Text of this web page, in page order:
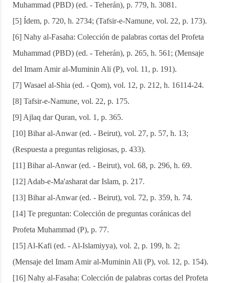
Muhammad (PBD) (ed. - Teherán), p. 779, h. 3081.
[5] Ídem, p. 720, h. 2734; (Tafsir-e-Namune, vol. 22, p. 173).
[6] Nahy al-Fasaha: Colección de palabras cortas del Profeta
Muhammad (PBD) (ed. - Teherán), p. 265, h. 561; (Mensaje
del Imam Amir al-Muminin Ali (P), vol. 11, p. 191).
[7] Wasael al-Shia (ed. - Qom), vol. 12, p. 212, h. 16114-24.
[8] Tafsir-e-Namune, vol. 22, p. 175.
[9] Ajlaq dar Quran, vol. 1, p. 365.
[10] Bihar al-Anwar (ed. - Beirut), vol. 27, p. 57, h. 13;
(Respuesta a preguntas religiosas, p. 433).
[11] Bihar al-Anwar (ed. - Beirut), vol. 68, p. 296, h. 69.
[12] Adab-e-Ma'asharat dar Islam, p. 217.
[13] Bihar al-Anwar (ed. - Beirut), vol. 72, p. 359, h. 74.
[14] Te preguntan: Colección de preguntas coránicas del
Profeta Muhammad (P), p. 77.
[15] Al-Kafi (ed. - Al-Islamiyya), vol. 2, p. 199, h. 2;
(Mensaje del Imam Amir al-Muminin Ali (P), vol. 12, p. 154).
[16] Nahy al-Fasaha: Colección de palabras cortas del Profeta